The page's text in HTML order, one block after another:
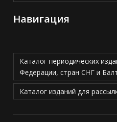
Навигация
Каталог периодических
Федерации, стран СНГ и
Каталог изданий для